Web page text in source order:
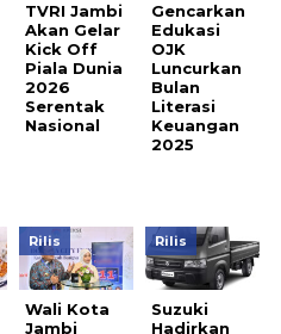
TVRI Jambi
Akan Gelar
Kick Off
Piala Dunia
2026
Serentak
Nasional
Gencarkan
Edukasi
OJK
Luncurkan
Bulan
Literasi
Keuangan
2025
Rilis
Wali Kota
Jambi
Rilis
Suzuki
Hadirkan